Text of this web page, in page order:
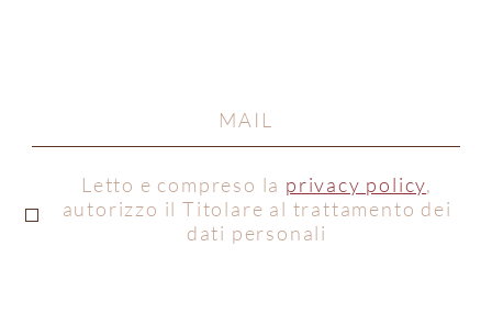
Letto e compreso la privacy policy,
autorizzo il Titolare al trattamento dei
dati personali